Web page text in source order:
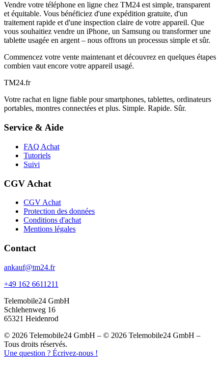
Vendre votre téléphone en ligne chez TM24 est simple, transparent
et équitable. Vous bénéficiez d'une expédition gratuite, d'un
traitement rapide et d'une inspection claire de votre appareil. Que
vous souhaitiez vendre un iPhone, un Samsung ou transformer une
tablette usagée en argent – nous offrons un processus simple et sûr.
Commencez votre vente maintenant et découvrez en quelques étapes
combien vaut encore votre appareil usagé.
TM24.fr
Votre rachat en ligne fiable pour smartphones, tablettes, ordinateurs
portables, montres connectées et plus. Simple. Rapide. Sûr.
Service & Aide
FAQ Achat
Tutoriels
Suivi
CGV Achat
CGV Achat
Protection des données
Conditions d'achat
Mentions légales
Contact
ankauf@tm24.fr
+49 162 6611211
Telemobile24 GmbH
Schlehenweg 16
65321 Heidenrod
© 2026 Telemobile24 GmbH – © 2026 Telemobile24 GmbH –
Tous droits réservés.
Une question ? Écrivez-nous !